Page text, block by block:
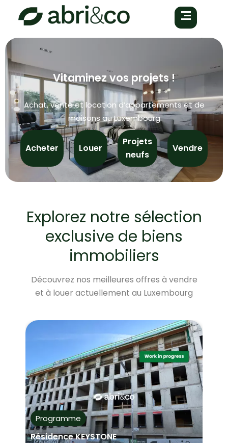
Vitaminez vos projets !
Achat, vente et location d’appartements et de
maisons au Luxembourg
Acheter Louer
Projets
neufs
Vendre
Explorez notre sélection
exclusive de biens
immobiliers
Découvrez nos meilleures offres à vendre
et à louer actuellement au Luxembourg
Vente
Penthouse 1 Chambre